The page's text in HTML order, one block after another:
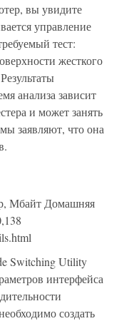
вы увидите
управление
тест:
жесткого
анализа зависит
и может занять
заявляют, что она
Мбайт Домашняя
Switching Utility
интерфейса
создать